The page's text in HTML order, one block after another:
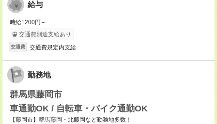
給与
時給1200円～
交通費別途支給あり
交通費 交通費規定内支給
勤務地
群馬県藤岡市
車通勤OK / 自転車・バイク通勤OK
【藤岡市】群馬藤岡・北藤岡など勤務地多数！